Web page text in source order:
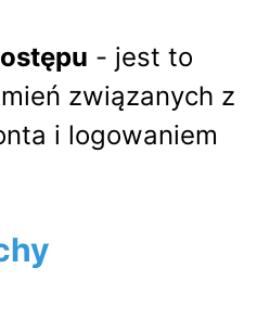
- jest to
związanych z
i logowaniem